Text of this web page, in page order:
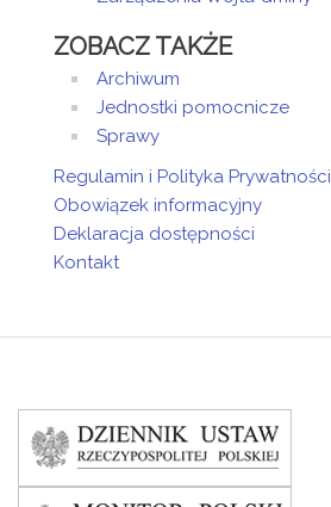
ZOBACZ TAKŻE
Archiwum
Jednostki pomocnicze
Sprawy
Regulamin i Polityka Prywatności
Obowiązek informacyjny
Deklaracja dostępności
Kontakt